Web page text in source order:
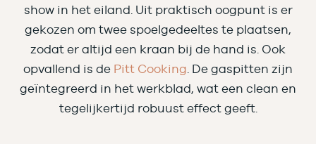
show in het eiland. Uit praktisch oogpunt is er
gekozen om twee spoelgedeeltes te plaatsen,
zodat er altijd een kraan bij de hand is. Ook
opvallend is de Pitt Cooking . De gaspitten zijn
geïntegreerd in het werkblad, wat een clean en
tegelijkertijd robuust effect geeft.